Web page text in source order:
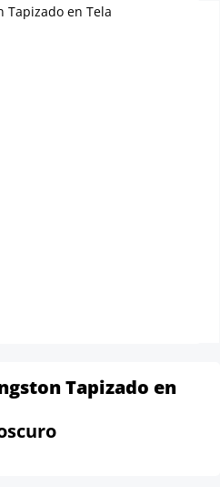
Tapizado en